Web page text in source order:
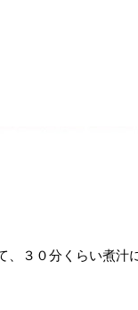
、３０分くらい煮汁